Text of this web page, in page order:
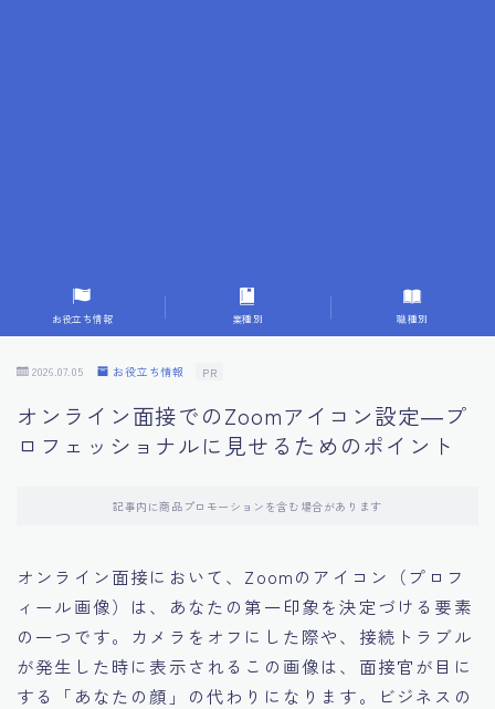
9.面接での落とし穴とその対策
10.フィードバックを活用する方法
11.オンライン面接の成功への鍵
14.キャリアアップのための面接戦略
15.職場適応力をアピールする方法
お役立ち情報 業種別 職種別
2026.07.05 お役立ち情報 PR
オンライン面接でのZoomアイコン設定―プ
ロフェッショナルに見せるためのポイント
記事内に商品プロモーションを含む場合があります
オンライン面接において、Zoomのアイコン（プロフ
ィール画像）は、あなたの第一印象を決定づける要素
の一つです。カメラをオフにした際や、接続トラブル
が発生した時に表示されるこの画像は、面接官が目に
する「あなたの顔」の代わりになります。ビジネスの